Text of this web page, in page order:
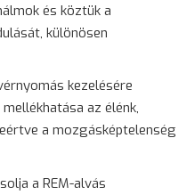
és köztük a
különösen
kezelésére
az élénk,
a mozgásképtelenség
a REM-alvás